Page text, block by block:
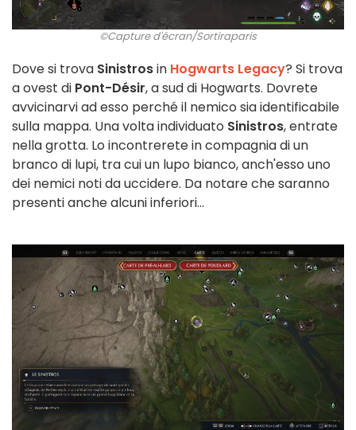
©Capture d'écran/Sortiraparis
Dove si trova Sinistrosin Hogwarts Legacy? Si trova
a ovest di Pont-Désir, a sud di Hogwarts. Dovrete
avvicinarvi ad esso perché il nemico sia identificabile
sulla mappa. Una volta individuato Sinistros, entrate
nella grotta. Lo incontrerete in compagnia di un
branco di lupi, tra cui un lupo bianco, anch'esso uno
dei nemici noti da uccidere. Da notare che saranno
presenti anche alcuni inferiori...